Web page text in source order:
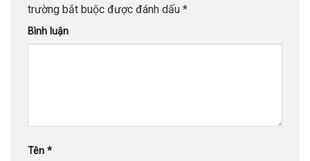
trường bắt buộc được đánh dấu *
Bình luận
Tên *